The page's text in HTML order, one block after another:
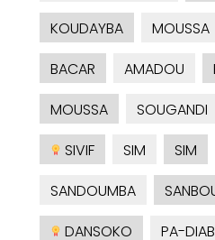
KOUDAYBA
MOUSSA
BACAR
AMADOU
MOUSSA
SOUGANDI
SIVIF
SIM SIM
SANDOUMBA
DANSOKO
PA-